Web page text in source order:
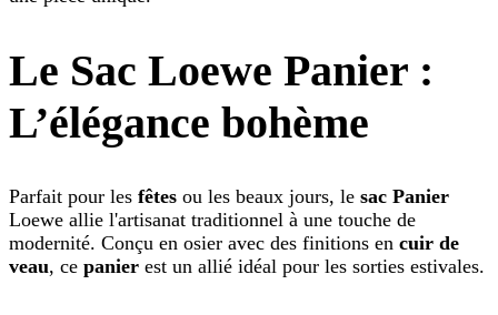
Le Sac Loewe Panier :
L’élégance bohème
Parfait pour les fêtes ou les beaux jours, le sac Panier
Loewe allie l'artisanat traditionnel à une touche de
modernité. Conçu en osier avec des finitions en cuir de
veau, ce panier est un allié idéal pour les sorties estivales.